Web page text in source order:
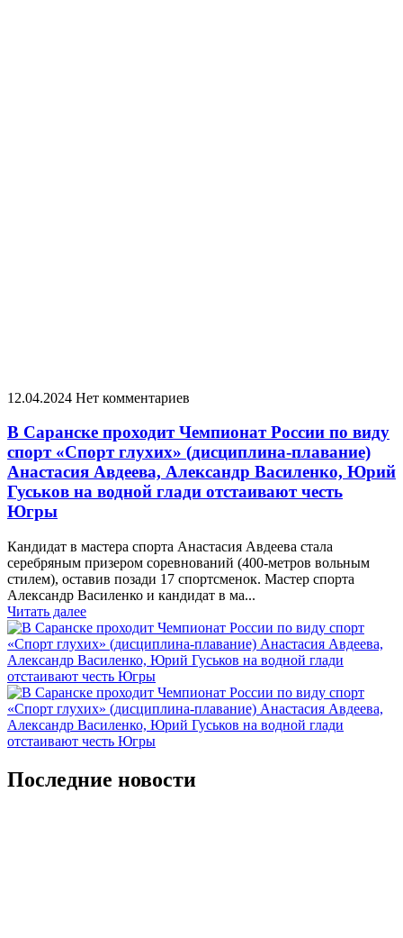
12.04.2024 Нет комментариев
В Саранске проходит Чемпионат России по виду
спорт «Спорт глухих» (дисциплина-плавание)
Анастасия Авдеева, Александр Василенко, Юрий
Гуськов на водной глади отстаивают честь
Югры
Кандидат в мастера спорта Анастасия Авдеева стала
серебряным призером соревнований (400-метров вольным
стилем), оставив позади 17 спортсменок. Мастер спорта
Александр Василенко и кандидат в ма...
Читать далее
Последние новости